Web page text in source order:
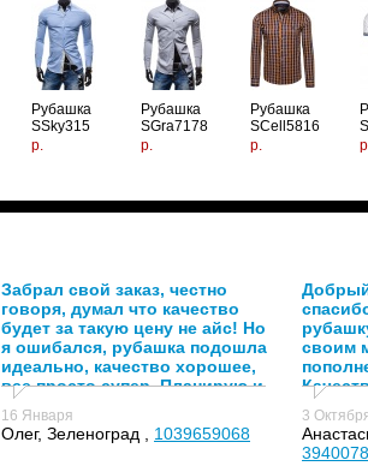
Рубашка
SSky315
р.
Рубашка
SGra7178
р.
Рубашка
SCell5816
р.
Забрал свой заказ, честно
говоря, думал что качество
будет за такую цену не айс! Но
я ошибался, рубашка подошла
идеально, качество хорошее,
все просто супер. Планирую и
в дальнейшем заказывать у
вас!
16 Января
Олег, Зеленоград , 1039659068
своим
подход
3